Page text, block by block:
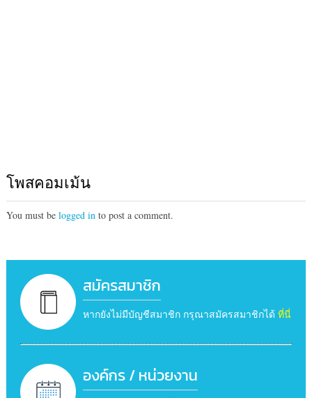
โพสคอมเม้น
You must be logged into post a comment.
สมัครสมาชิก
หากยังไม่มีบัญชีสมาชิก กรุณาสมัครสมาชิกได้ ที่นี่
องค์กร / หน่วยงาน